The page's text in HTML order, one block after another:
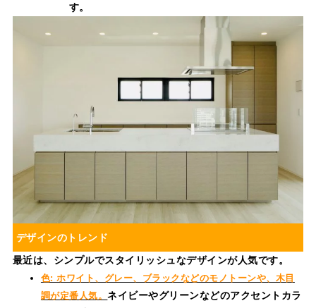
す。
デザインのトレンド
最近は、シンプルでスタイリッシュなデザインが人気です。
色: ホワイト、グレー、ブラックなどのモノトーンや、木目
調が定番人気。ネイビーやグリーンなどのアクセントカラ